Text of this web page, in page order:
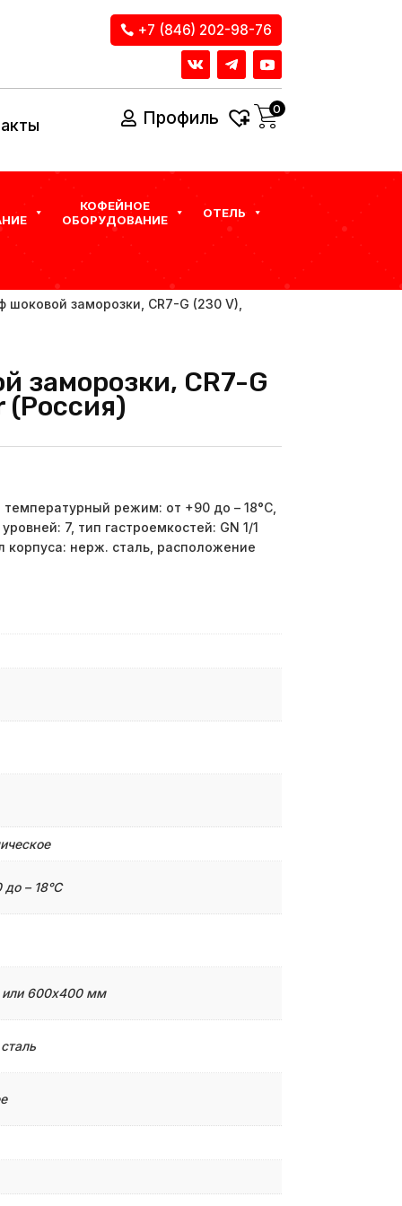
+7 (846) 202-98-76
Профиль 0
КОФЕЙНОЕ
ОБОРУДОВАНИЕ
ОТЕЛЬ
шоковой заморозки, CR7-G (230 V),
заморозки, CR7-G
(Россия)
режим: от +90 до – 18°С,
7, тип гастроемкостей: GN 1/1
корпуса: нерж. сталь, расположение
до – 18°С
или 600х400 мм